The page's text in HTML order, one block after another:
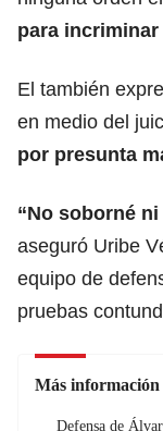
para
El también
en medio del
por presunta
“No soborné
aseguró Uribe
equipo de
pruebas
Más información
Defensa de